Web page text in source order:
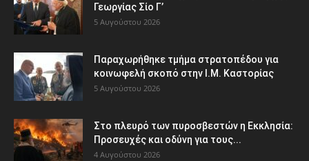
Γεωργίας Σίο Γ’
5 Αυγούστου 2026
Παραχωρήθηκε τμήμα στρατοπέδου για
κοινωφελή σκοπό στην Ι.Μ. Καστορίας
5 Αυγούστου 2026
Στο πλευρό των πυροσβεστών η Εκκλησία:
Προσευχές και οδύνη για τους...
4 Αυγούστου 2026